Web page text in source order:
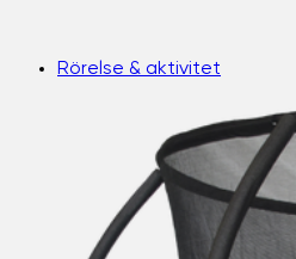
Rörelse & aktivitet